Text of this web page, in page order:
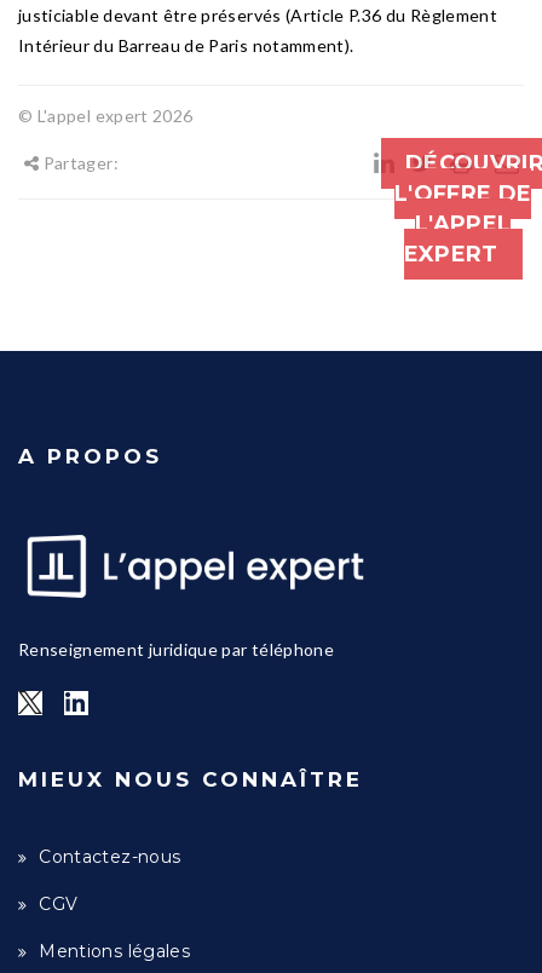
justiciable devant être préservés (Article P.36 du Règlement
Intérieur du Barreau de Paris notamment).
© L'appel expert 2026
Partager:
L'OFFRE DE
L'APPEL
EXPERT
A PROPOS
Renseignement juridique par téléphone
MIEUX NOUS CONNAÎTRE
Contactez-nous
CGV
Mentions légales